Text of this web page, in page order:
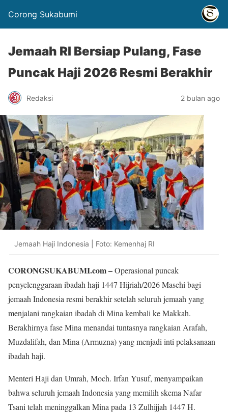
Corong Sukabumi
Jemaah RI Bersiap Pulang, Fase
Puncak Haji 2026 Resmi Berakhir
Redaksi 2 bulan ago
Jemaah Haji Indonesia | Foto: Kemenhaj RI
CORONGSUKABUMI.com –Operasional puncak
penyelenggaraan ibadah haji 1447 Hijriah/2026 Masehi bagi
jemaah Indonesia resmi berakhir setelah seluruh jemaah yang
menjalani rangkaian ibadah di Mina kembali ke Makkah.
Berakhirnya fase Mina menandai tuntasnya rangkaian Arafah,
Muzdalifah, dan Mina (Armuzna) yang menjadi inti pelaksanaan
ibadah haji.
Menteri Haji dan Umrah, Moch. Irfan Yusuf, menyampaikan
bahwa seluruh jemaah Indonesia yang memilih skema Nafar
Tsani telah meninggalkan Mina pada 13 Zulhijjah 1447 H.